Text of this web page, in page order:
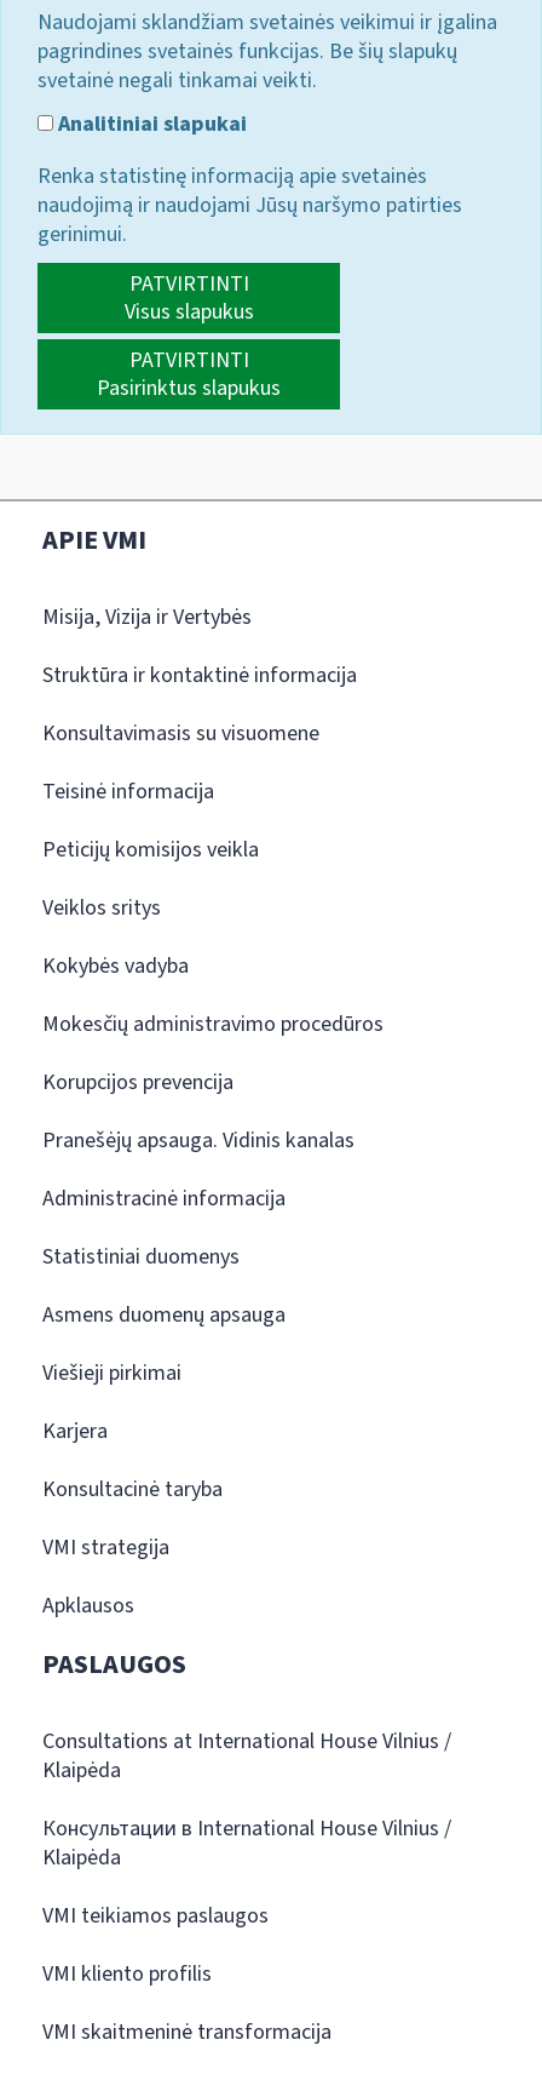
Naudojami sklandžiam svetainės veikimui ir įgalina
pagrindines svetainės funkcijas. Be šių slapukų
svetainė negali tinkamai veikti.
Analitiniai slapukai
Renka statistinę informaciją apie svetainės
naudojimą ir naudojami Jūsų naršymo patirties
gerinimui.
PATVIRTINTI
Visus slapukus
PATVIRTINTI
Pasirinktus slapukus
APIE VMI
Misija, Vizija ir Vertybės
Struktūra ir kontaktinė informacija
Konsultavimasis su visuomene
Teisinė informacija
Peticijų komisijos veikla
Veiklos sritys
Kokybės vadyba
Mokesčių administravimo procedūros
Korupcijos prevencija
Pranešėjų apsauga. Vidinis kanalas
Administracinė informacija
Statistiniai duomenys
Asmens duomenų apsauga
Viešieji pirkimai
Karjera
Konsultacinė taryba
VMI strategija
Apklausos
PASLAUGOS
Consultations at International House Vilnius /
Klaipėda
Консультации в International House Vilnius /
Klaipėda
VMI teikiamos paslaugos
VMI kliento profilis
VMI skaitmeninė transformacija